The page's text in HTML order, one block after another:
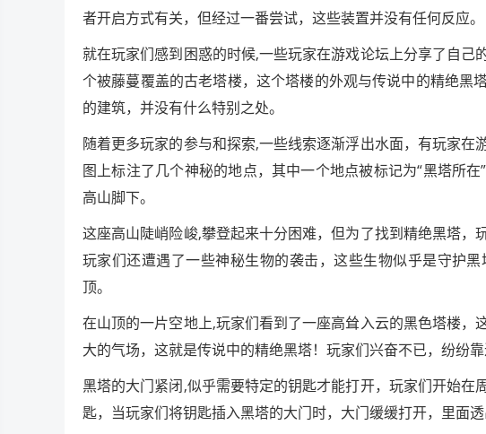
者开启方式有关，但经过一番尝试，这些装置并没有任何反应。
就在玩家们感到困惑的时候,一些玩家在游戏论坛上分享了自
个被藤蔓覆盖的古老塔楼，这个塔楼的外观与传说中的精绝黑
的建筑，并没有什么特别之处。
随着更多玩家的参与和探索,一些线索逐渐浮出水面，有玩家
图上标注了几个神秘的地点，其中一个地点被标记为“黑塔所
高山脚下。
这座高山陡峭险峻,攀登起来十分困难，但为了找到精绝黑塔，
玩家们还遭遇了一些神秘生物的袭击，这些生物似乎是守护
顶。
在山顶的一片空地上,玩家们看到了一座高耸入云的黑色塔楼
大的气场，这就是传说中的精绝黑塔！玩家们兴奋不已，纷纷靠
黑塔的大门紧闭,似乎需要特定的钥匙才能打开，玩家们开始
匙，当玩家们将钥匙插入黑塔的大门时，大门缓缓打开，里面透